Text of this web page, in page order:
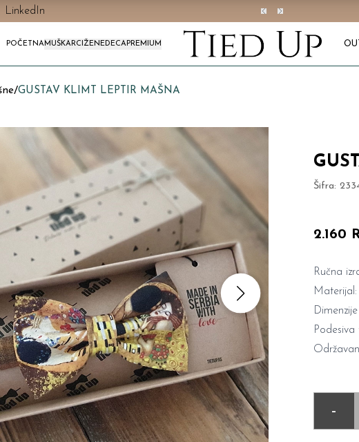
LinkedIn
POČETNAMUŠKARCI ŽENEDECAPREMIUM
/GUSTAV KLIMT LEPTIR MAŠNA
Šifra:
2.160
Ručna
-